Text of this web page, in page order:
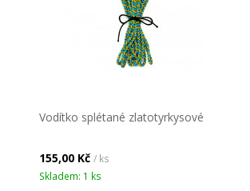
Vodítko splétané zlatotyrkysové
155,00 Kč/ ks
Skladem: 1 ks